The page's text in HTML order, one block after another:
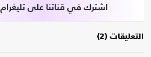
اشترك في قناتنا على تليغرام
التعليقات (2)